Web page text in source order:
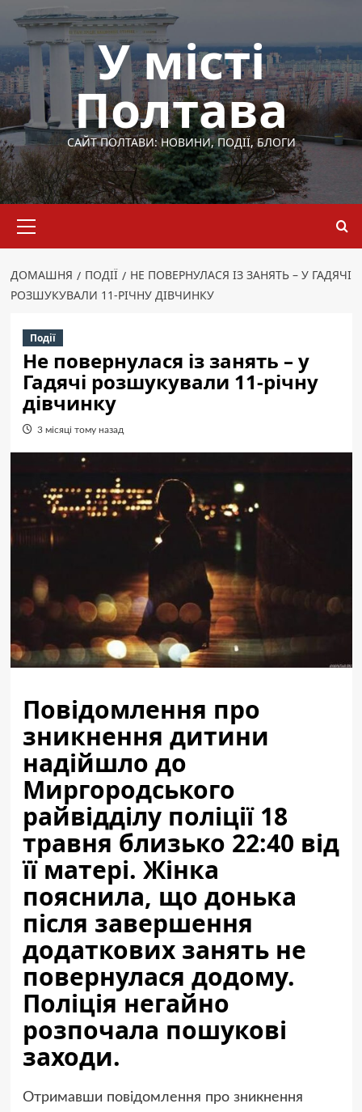
Перейти
вмісту
У місті
Полтава
САЙТ ПОЛТАВИ: НОВИНИ, ПОДІЇ, БЛОГИ
меню
ДОМАШНЯ ПОДІЇ
НЕ ПОВЕРНУЛАСЯ ІЗ ЗАНЯТЬ – У ГАДЯЧІ
РОЗШУКУВАЛИ 11-РІЧНУ ДІВЧИНКУ
Події
Не повернулася із занять – у
Гадячі розшукували 11-річну
дівчинку
3 місяці тому назад
Повідомлення про
зникнення дитини
надійшло до
Миргородського
райвідділу поліції 18
травня близько 22:40 від
її матері. Жінка
пояснила, що донька
після завершення
додаткових занять не
повернулася додому.
Поліція негайно
розпочала пошукові
заходи.
Отримавши повідомлення про зникнення